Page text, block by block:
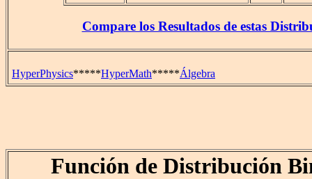
Compare los Resultados de estas
HyperPhysics*****HyperMath*****Álgebra
Función de Distribución